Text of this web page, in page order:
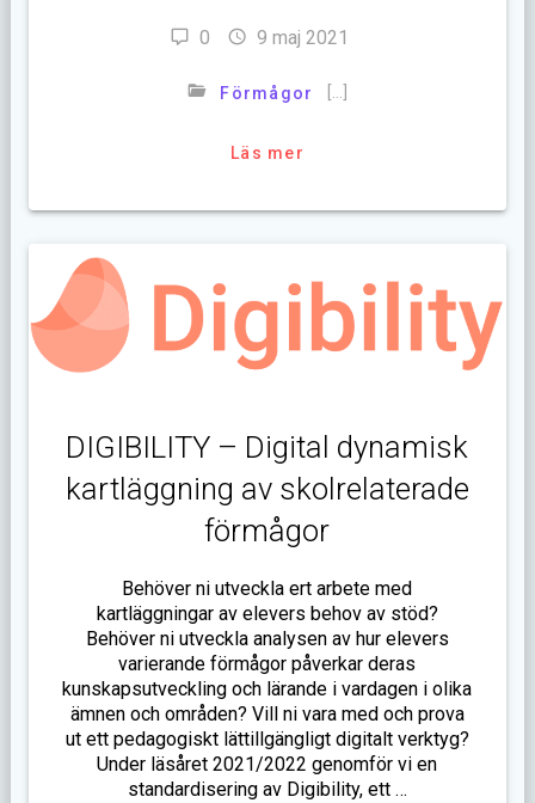
0 9 maj 2021
Förmågor
Läs mer
DIGIBILITY – Digital dynamisk
kartläggning av skolrelaterade
förmågor
Behöver ni utveckla ert arbete med
kartläggningar av elevers behov av stöd?
Behöver ni utveckla analysen av hur elevers
varierande förmågor påverkar deras
kunskapsutveckling och lärande i vardagen i olika
ämnen och områden? Vill ni vara med och prova
ut ett pedagogiskt lättillgängligt digitalt verktyg?
Under läsåret 2021/2022 genomför vi en
standardisering av Digibility, ett …